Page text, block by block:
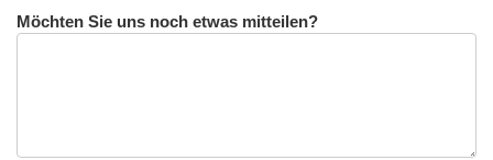
Möchten Sie uns noch etwas mitteilen?